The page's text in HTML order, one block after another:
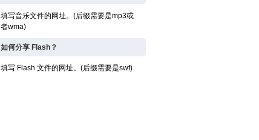
填写音乐文件的网址。(后缀需要是mp3或
者wma)
如何分享 Flash？
填写 Flash 文件的网址。(后缀需要是swf)